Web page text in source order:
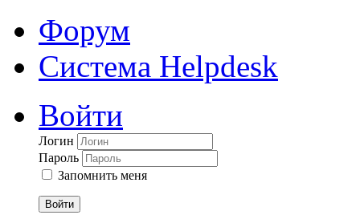
Форум
Система Helpdesk
Войти
Логин
Пароль
Запомнить меня
Войти